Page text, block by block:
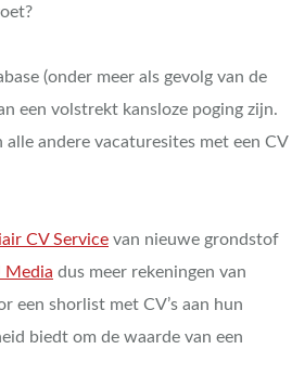
(onder meer als gevolg van de
een volstrekt kansloze poging zijn.
andere vacaturesites met een CV
CV Service van nieuwe grondstof
Media dus meer rekeningen van
een shorlist met CV’s aan hun
biedt om de waarde van een